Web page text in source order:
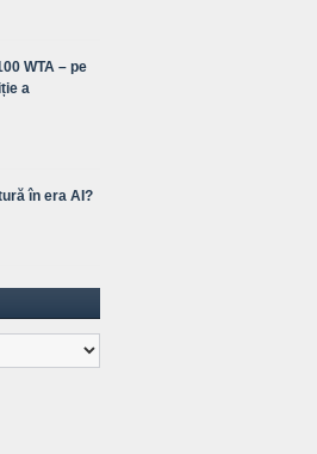
WTA – pe
a
în era AI?